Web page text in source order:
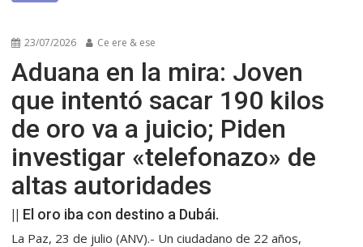
23/07/2026 Ce ere & ese
Aduana en la mira: Joven
que intentó sacar 190 kilos
de oro va a juicio; Piden
investigar «telefonazo» de
altas autoridades
|| El oro iba con destino a Dubái.
La Paz, 23 de julio (ANV).- Un ciudadano de 22 años,